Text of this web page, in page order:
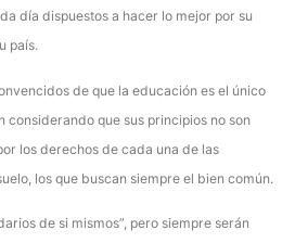
día dispuestos a hacer lo mejor por su
país.
de que la educación es el único
considerando que sus principios no son
los derechos de cada una de las
los que buscan siempre el bien común.
de si mismos”, pero siempre serán